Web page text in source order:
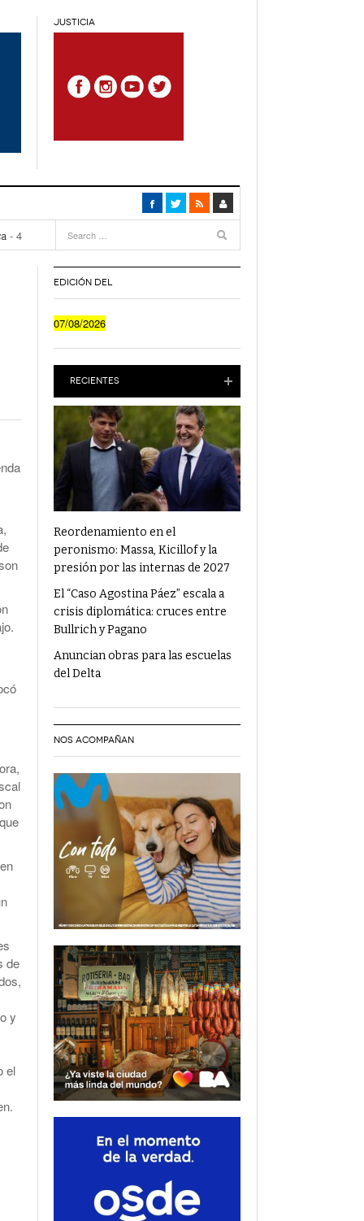
JUSTICIA
Anuncian Obras Para Las Escuelas Del Delta
¿Qué Alimentos Te Pueden Cambiar El
Condenaron Al Ex Marido De Julieta Prandi A
19 Años De Cárcel Por Abuso Sexual
Ajuste En Discapacidad: Organizaciones
Denunciaron Al Gobierno Ante La ONU
- 4
de
y
el
EDICIÓN DEL
07/08/2026
RECIENTES
Reordenamiento en el
peronismo: Massa, Kicillof y la
presión por las internas de 2027
El “Caso Agostina Páez” escala a
crisis diplomática: cruces entre
Bullrich y Pagano
Anuncian obras para las escuelas
del Delta
NOS ACOMPAÑAN